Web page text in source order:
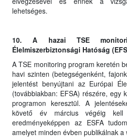
lehetséges.
10. A hazai TSE
Élelmiszerbiztonsági Hatóság
A TSE monitoring program keretén
havi szinten (betegségenként,
jelentést benyújtani az Európai
(továbbiakban: EFSA) részére, egy
programon keresztül. A
követő év március végéig kell
eredményeképpen az ESFA
amelyet minden évben publikálnak a